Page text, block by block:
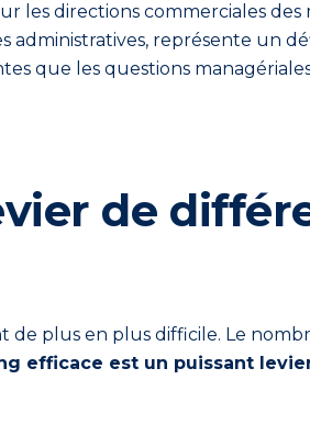
les directions commerciales
administratives, représente un
que les questions
de
de plus en plus difficile. Le
efficace est un puissant